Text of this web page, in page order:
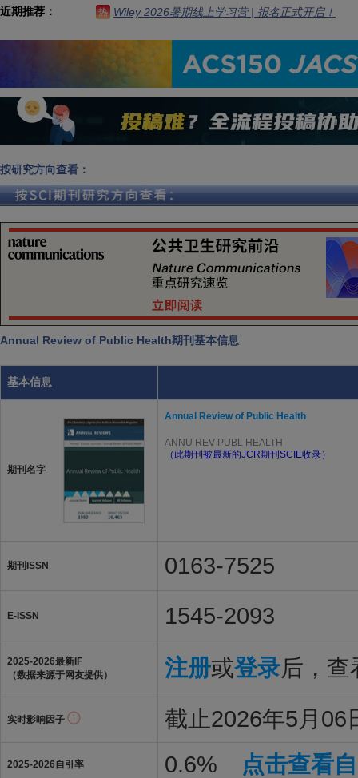
近期推荐： 热 Wiley 2026暑期线上学习营 | 报名正式开启！
按研究方向查看：
Annual Review of Public Health期刊基本信息
基本信息
期刊名字
Annual Review of Public Health
ANNU REV PUBL HEALTH
（此期刊被最新的JCR期刊SCIE收录）
期刊ISSN 0163-7525
E-ISSN 1545-2093
2025-2026最新IF
（数据来源于网友提供）
注册或登录后，查
实时影响因子 截止2026年5月06
2025-2026自引率 0.6% 点击查看